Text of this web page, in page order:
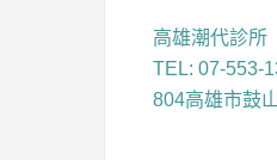
高雄潮代診所
TEL: 07-553-
804高雄市鼓